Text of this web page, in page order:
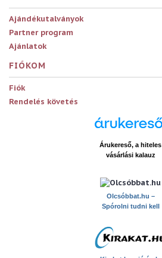
Ajándékutalványok
Partner program
Ajánlatok
FIÓKOM
Fiók
Rendelés követés
Árukereső, a hiteles
vásárlási kalauz
Olcsóbbat.hu –
Spórolni tudni kell